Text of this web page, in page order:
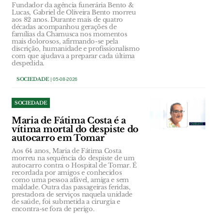
Fundador da agência funerária Bento &
Lucas, Gabriel de Oliveira Bento morreu
aos 82 anos. Durante mais de quatro
décadas acompanhou gerações de
famílias da Chamusca nos momentos
mais dolorosos, afirmando-se pela
discrição, humanidade e profissionalismo
com que ajudava a preparar cada última
despedida.
SOCIEDADE| 05-08-2026
SOCIEDADE
Maria de Fátima Costa é a
vítima mortal do despiste do
autocarro em Tomar
Aos 64 anos, Maria de Fátima Costa
morreu na sequência do despiste de um
autocarro contra o Hospital de Tomar. É
recordada por amigos e conhecidos
como uma pessoa afável, amiga e sem
maldade. Outra das passageiras feridas,
prestadora de serviços naquela unidade
de saúde, foi submetida a cirurgia e
encontra-se fora de perigo.